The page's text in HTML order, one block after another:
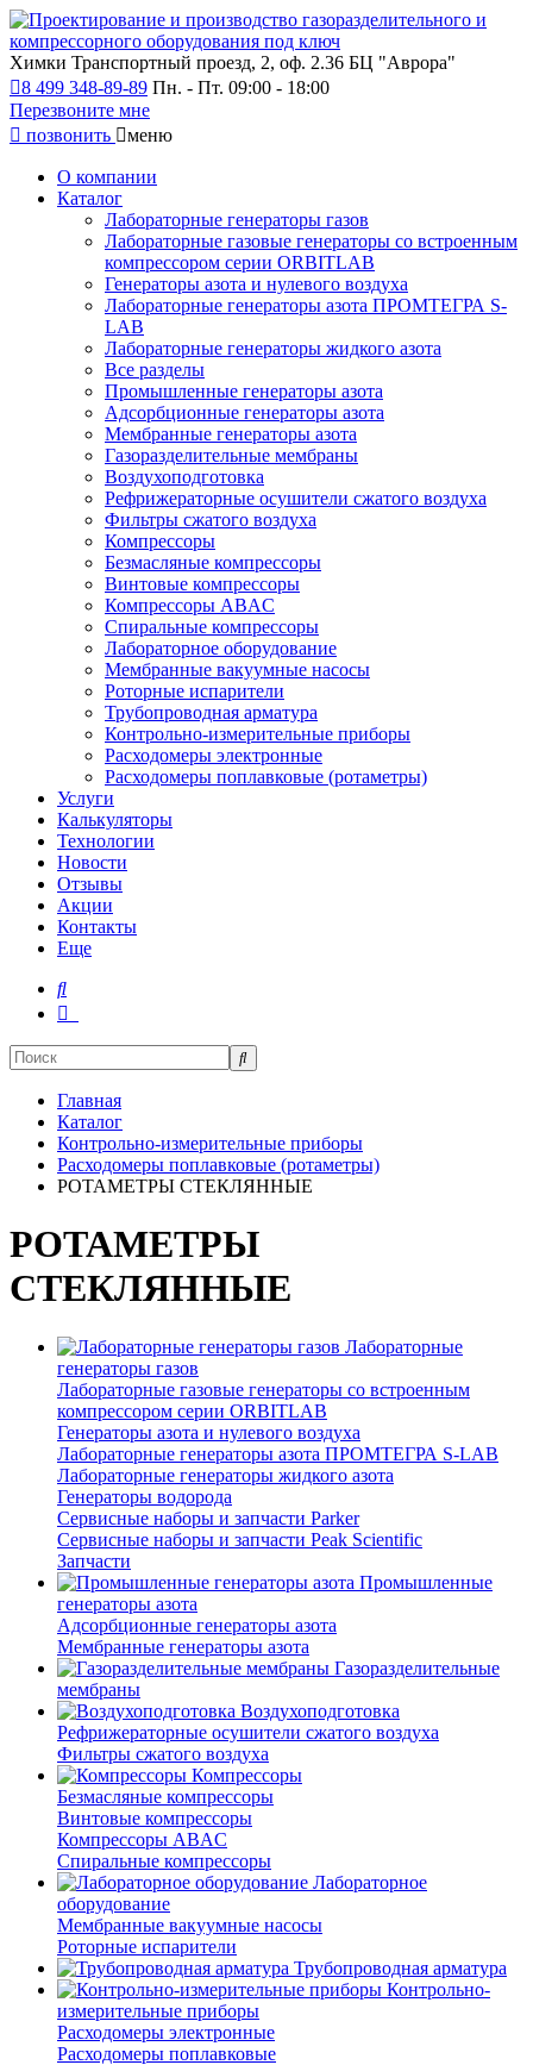
Химки Транспортный проезд, 2, оф. 2.36 БЦ "Аврора"
8 499 348-89-89 Пн. - Пт. 09:00 - 18:00
Перезвоните мне
позвонить
меню
О компании
Каталог
Лабораторные генераторы газов
Лабораторные газовые генераторы со встроенным
компрессором серии ORBITLAB
Генераторы азота и нулевого воздуха
Лабораторные генераторы азота ПРОМТЕГРА S-
LAB
Лабораторные генераторы жидкого азота
Все разделы
Промышленные генераторы азота
Адсорбционные генераторы азота
Мембранные генераторы азота
Газоразделительные мембраны
Воздухоподготовка
Рефрижераторные осушители сжатого воздуха
Фильтры сжатого воздуха
Компрессоры
Безмасляные компрессоры
Винтовые компрессоры
Компрессоры ABAC
Спиральные компрессоры
Лабораторное оборудование
Мембранные вакуумные насосы
Роторные испарители
Трубопроводная арматура
Контрольно-измерительные приборы
Расходомеры электронные
Расходомеры поплавковые (ротаметры)
Услуги
Калькуляторы
Технологии
Новости
Отзывы
Акции
Контакты
Еще
Главная
Каталог
Контрольно-измерительные приборы
Расходомеры поплавковые (ротаметры)
РОТАМЕТРЫ СТЕКЛЯННЫЕ
РОТАМЕТРЫ
СТЕКЛЯННЫЕ
Лабораторные
генераторы газов
Лабораторные газовые генераторы со встроенным
компрессором серии ORBITLAB
Генераторы азота и нулевого воздуха
Лабораторные генераторы азота ПРОМТЕГРА S-LAB
Лабораторные генераторы жидкого азота
Генераторы водорода
Cервисные наборы и запчасти Parker
Сервисные наборы и запчасти Peak Scientific
Запчасти
Промышленные
генераторы азота
Адсорбционные генераторы азота
Мембранные генераторы азота
Газоразделительные
мембраны
Воздухоподготовка
Рефрижераторные осушители сжатого воздуха
Фильтры сжатого воздуха
Компрессоры
Безмасляные компрессоры
Винтовые компрессоры
Компрессоры ABAC
Спиральные компрессоры
Лабораторное
оборудование
Мембранные вакуумные насосы
Роторные испарители
Трубопроводная арматура
Контрольно-
измерительные приборы
Расходомеры электронные
Расходомеры поплавковые